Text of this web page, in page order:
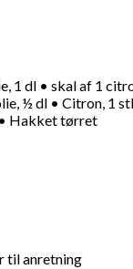
1 dl • skal af 1
½ dl • Citron, 1
Hakket tørret
til anretning